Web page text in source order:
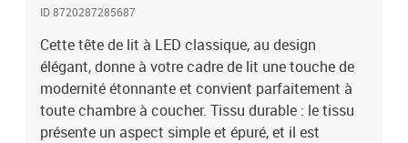
ID 8720287285687
Cette tête de lit à LED classique, au design
élégant, donne à votre cadre de lit une touche de
modernité étonnante et convient parfaitement à
toute chambre à coucher. Tissu durable : le tissu
présente un aspect simple et épuré, et il est